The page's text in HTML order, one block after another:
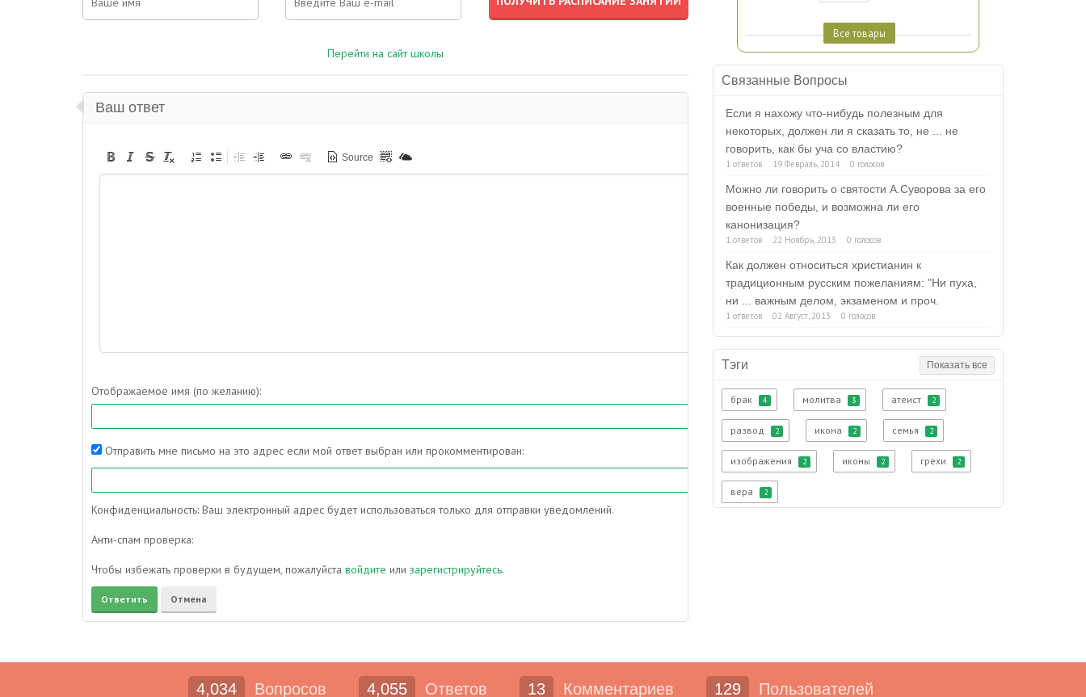
Перейти на сайт школы
Ваш ответ
Source
Отображаемое имя (по желанию):
Отправить мне письмо на это адрес если мой ответ выбран или прокомментирован:
Конфиденциальность: Ваш электронный адрес будет использоваться только для отправки уведомлений.
Анти-спам проверка:
Чтобы избежать проверки в будущем, пожалуйста войдите или зарегистрируйтесь.
Все товары
Связанные Вопросы
Если я нахожу что-нибудь полезным для
некоторых, должен ли я сказать то, не ... не
говорить, как бы уча со властию?
1 ответов 19 Февраль, 2014 0 голосов
Можно ли говорить о святости А.Суворова за его
военные победы, и возможна ли его
канонизация?
1 ответов 22 Ноябрь, 2013 0 голосов
Как должен относиться христианин к
традиционным русским пожеланиям: "Ни пуха,
ни ... важным делом, экзаменом и проч.
1 ответов 02 Август, 2013 0 голосов
Тэги Показать все
брак 4 молитва 3 атеист 2
развод 2 икона 2 семья 2
изображения 2 иконы 2 грехи 2
вера 2
4,034 Вопросов 4,055 Ответов 13 Комментариев 129 Пользователей